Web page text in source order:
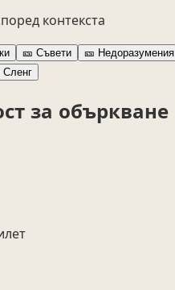
контекста
🎫 Съвети 🎫 Недоразумения
Сленг
за объркване